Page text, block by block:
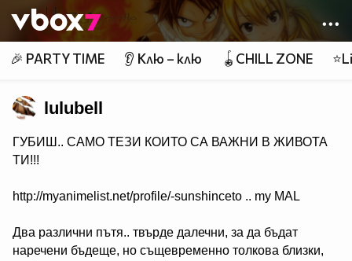
👾
🎉 PARTY TIME 👂 Клю – клю 🪀CHILL ZONE
lulubell
ГУБИШ.. САМО ТЕЗИ КОИТО СА ВАЖНИ В ЖИВОТА
ТИ!!!
http://myanimelist.net/profile/-sunshinceto .. my MAL
Два различни пътя.. твърде далечни, за да бъдат
наречени бъдеще, но същевременно толкова близки,